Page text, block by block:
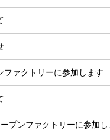
ファクトリーに参加します
プンファクトリーに参加